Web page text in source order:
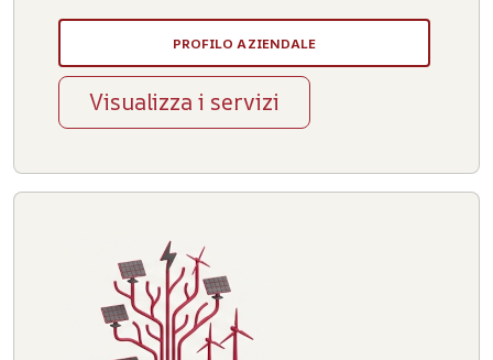
PROFILO AZIENDALE
Visualizza i servizi